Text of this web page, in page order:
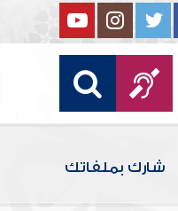
شارك بملفاتك